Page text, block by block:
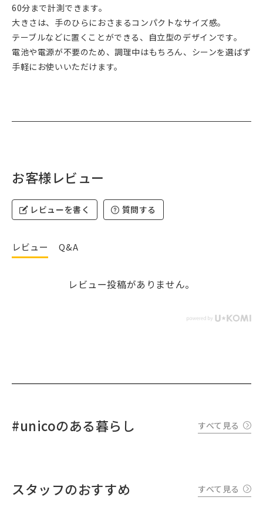
60分まで計測できます。
大きさは、手のひらにおさまるコンパクトなサイズ感。
テーブルなどに置くことができる、自立型のデザインです。
電池や電源が不要のため、調理中はもちろん、シーンを選ばず
手軽にお使いいただけます。
お客様レビュー
レビューを書く 質問する
レビュー Q&A
レビュー投稿がありません。
#unicoのある暮らし すべて見る
スタッフのおすすめ すべて見る